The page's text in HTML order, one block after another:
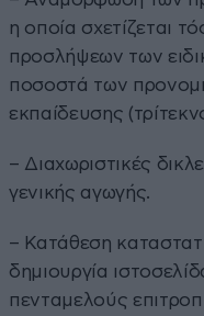
η οποία σχετίζεται
προσλήψεων των
ποσοστά των
εκπαίδευσης
– Διαχωριστικές
γενικής αγωγής.
– Κατάθεση
δημιουργία
πενταμελούς